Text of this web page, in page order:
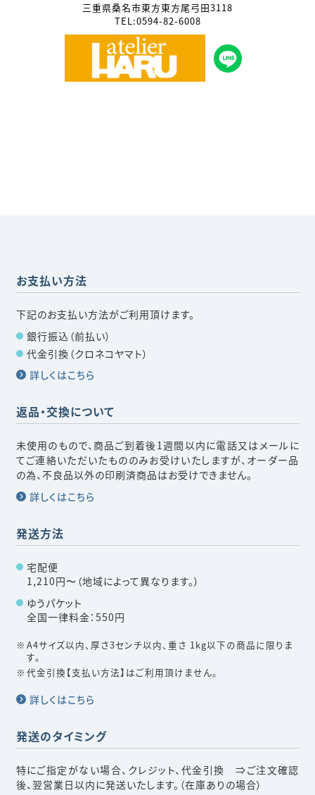
三重県桑名市東方東方尾弓田3118
TEL:0594-82-6008
お支払い方法
下記のお支払い方法がご利用頂けます。
銀行振込（前払い）
代金引換（クロネコヤマト）
詳しくはこちら
返品・交換について
未使用のもので、商品ご到着後1週間以内に電話又はメールに
てご連絡いただいたもののみお受けいたしますが、オーダー品
の為、不良品以外の印刷済商品はお受けできません。
詳しくはこちら
発送方法
宅配便
1,210円〜（地域によって異なります。）
ゆうパケット
全国一律料金：550円
A4サイズ以内、厚さ3センチ以内、重さ 1kg以下の商品に限りま
す。
代金引換【支払い方法】はご利用頂けません。
詳しくはこちら
発送のタイミング
特にご指定がない場合、クレジット、代金引換 ⇒ご注文確認
後、翌営業日以内に発送いたします。（在庫ありの場合）